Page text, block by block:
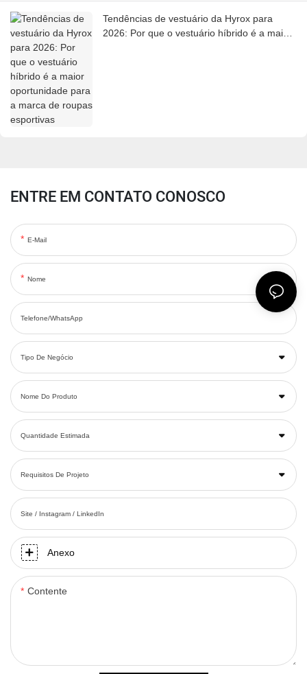
Tendências de vestuário da Hyrox para
2026: Por que o vestuário híbrido é a maior
ENTRE EM CONTATO CONOSCO
E-Mail
Nome
Telefone/WhatsApp
Tipo De Negócio
Nome Do Produto
Quantidade Estimada
Requisitos De Projeto
Site / Instagram / LinkedIn
Anexo
Contente